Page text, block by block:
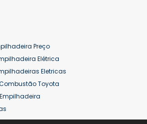
25 ton
Preço
Elétrica
Eletricas
Toyota